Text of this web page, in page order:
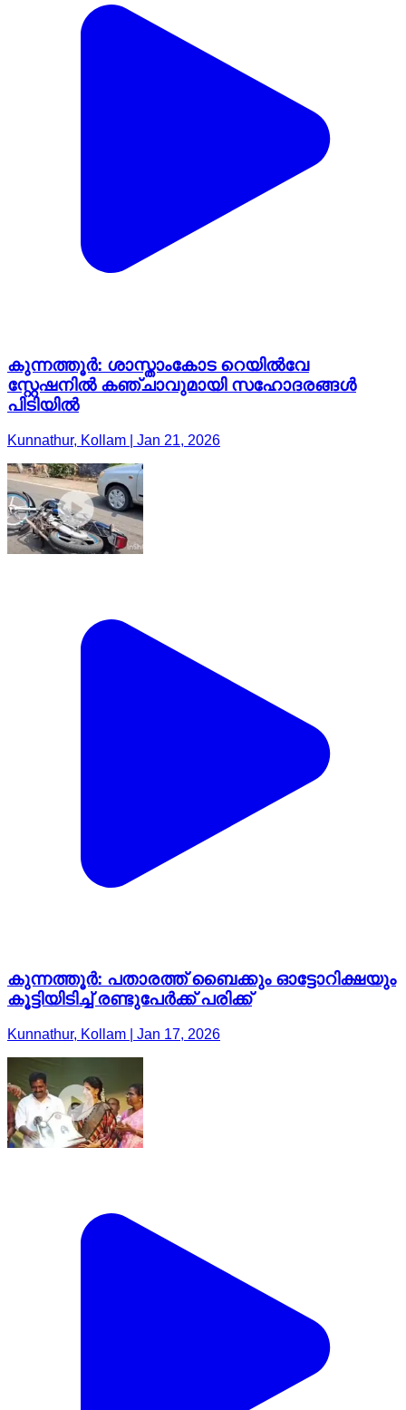
കുന്നത്തൂർ: ശാസ്താംകോട റെയിൽവേ
സ്റ്റേഷനിൽ കഞ്ചാവുമായി സഹോദരങ്ങൾ
പിടിയിൽ
Kunnathur, Kollam | Jan 21, 2026
കുന്നത്തൂർ: പതാരത്ത് ബൈക്കും ഓട്ടോറിക്ഷയും
കൂട്ടിയിടിച്ച് രണ്ടുപേർക്ക് പരിക്ക്
Kunnathur, Kollam | Jan 17, 2026